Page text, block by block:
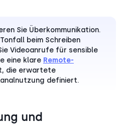
Sie Überkommunikation.
beim Schreiben
Videoanrufe für sensible
eine klare Remote-
die erwartete
definiert.
und